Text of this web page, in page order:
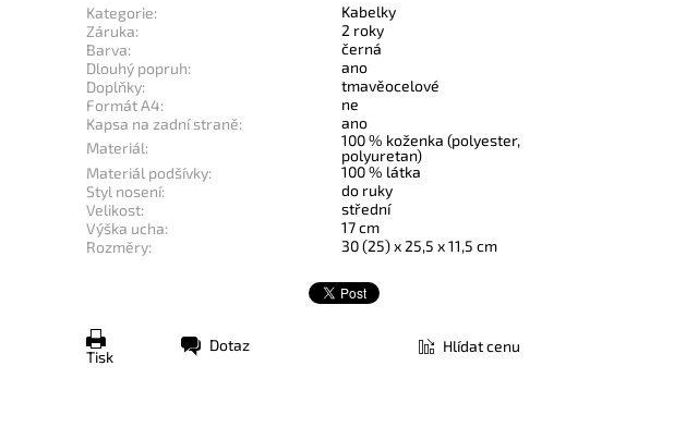
Kategorie:
Kabelky
Záruka:
2 roky
Barva:
černá
Dlouhý popruh:
ano
Doplňky:
tmavěocelové
Formát A4:
ne
Kapsa na zadní straně:
ano
Materiál:
100 % koženka (polyester,
polyuretan)
Materiál podšívky:
100 % látka
Styl nosení:
do ruky
Velikost:
střední
Výška ucha:
17 cm
Rozměry:
30 (25) x 25,5 x 11,5 cm
Tisk
Dotaz Hlídat cenu